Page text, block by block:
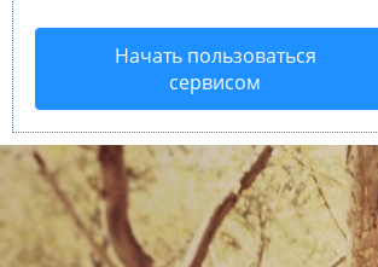
Начать пользоваться
сервисом